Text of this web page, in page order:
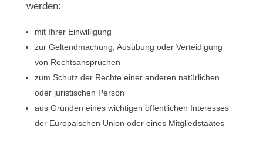
werden:
mit Ihrer Einwilligung
zur Geltendmachung, Ausübung oder Verteidigung
von Rechtsansprüchen
zum Schutz der Rechte einer anderen natürlichen
oder juristischen Person
aus Gründen eines wichtigen öffentlichen Interesses
der Europäischen Union oder eines Mitgliedstaates